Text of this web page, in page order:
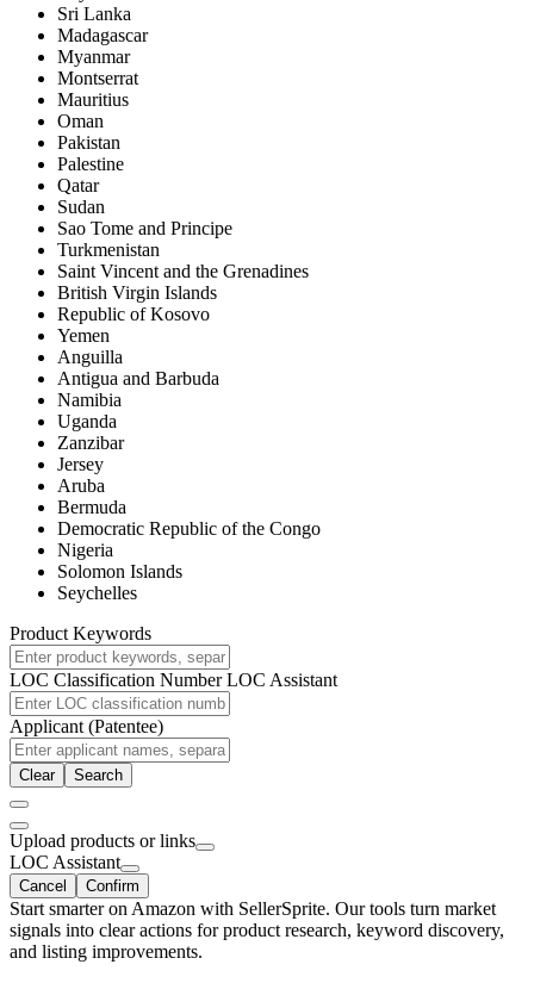
Sri Lanka
Madagascar
Myanmar
Montserrat
Mauritius
Oman
Pakistan
Palestine
Qatar
Sudan
Sao Tome and Principe
Turkmenistan
Saint Vincent and the Grenadines
British Virgin Islands
Republic of Kosovo
Yemen
Anguilla
Antigua and Barbuda
Namibia
Uganda
Zanzibar
Jersey
Aruba
Bermuda
Democratic Republic of the Congo
Nigeria
Solomon Islands
Seychelles
Product Keywords
LOC Classification NumberLOC Assistant
Applicant (Patentee)
Clear Search
Upload products or links
LOC Assistant
Cancel Confirm
Start smarter on Amazon with SellerSprite. Our tools turn market
signals into clear actions for product research, keyword discovery,
and listing improvements.